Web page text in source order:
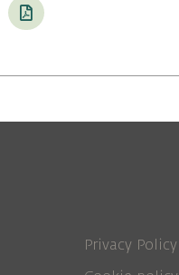
Privacy Policy